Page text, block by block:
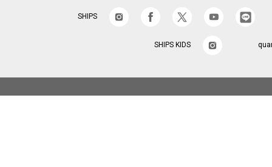
SHIPS
SHIPS KIDS